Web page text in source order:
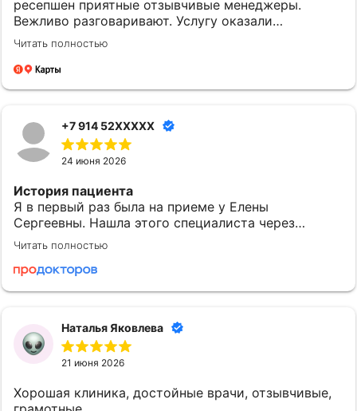
ресепшен приятные отзывчивые менеджеры.
Вежливо разговаривают. Услугу оказали
качественно и вовремя. Однозначно придем еще.
Читать полностью
+7 914 52XXXXX
24 июня 2026
История пациента
Я в первый раз была на приеме у Елены
Сергеевны. Нашла этого специалиста через
приложение МедТочка. При выборе обратила
внимание на ее профессионализм. Перед
исследованием были предоставлены одноразовые
Могу сказать, что после посещения доктора
Субочевой Е.С. у меня остались хорошие
впечатления. Врач показалась доброжелательной.
началась в назначенное время. Елена Сергеевна
Читать полностью
Наталья Яковлева
21 июня 2026
Хорошая клиника, достойные врачи, отзывчивые,